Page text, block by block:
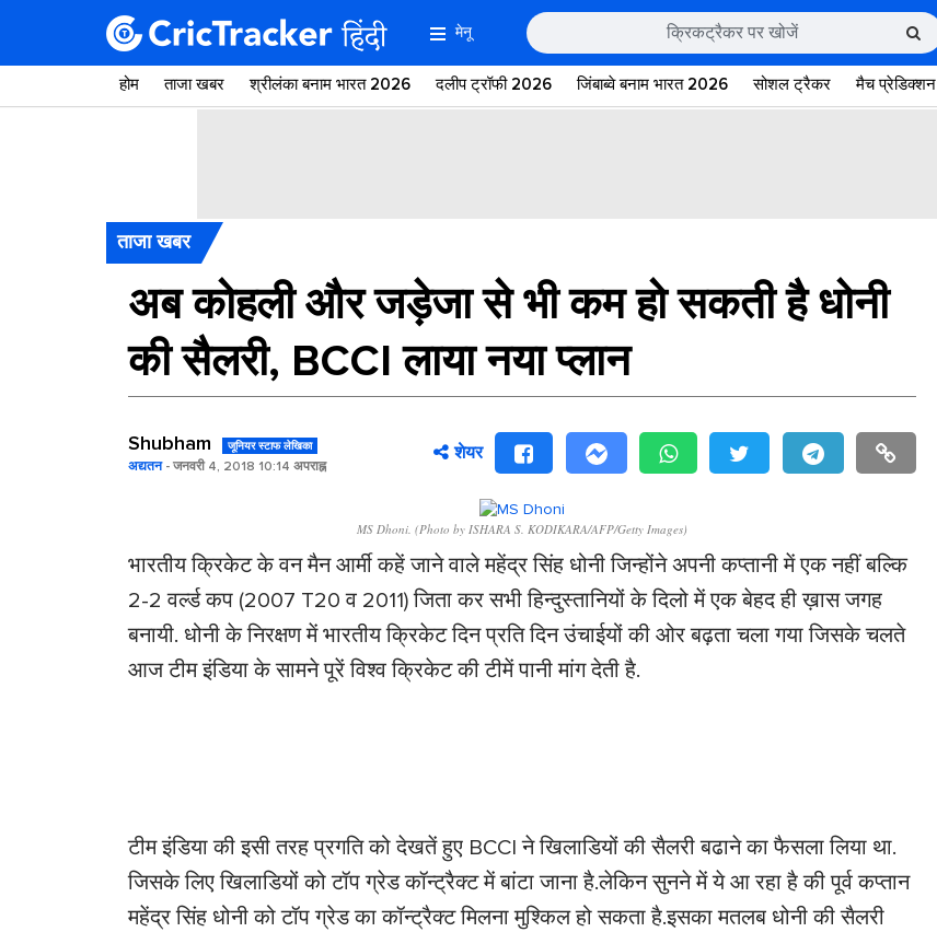
मेनू
होम ताजा खबर श्रीलंका बनाम भारत 2026 दलीप ट्रॉफी 2026 जिंबाब्वे बनाम भारत 2026 सोशल ट्रैकर मैच प्रेडिक्शन
ताजा खबर
अब कोहली और जड़ेजा से भी कम हो सकती है धोनी
की सैलरी, BCCI लाया नया प्लान
Shubham जूनियर स्टाफ लेखिका
अद्यतन- जनवरी 4, 2018 10:14 अपराह्न
शेयर
MS Dhoni. (Photo by ISHARA S. KODIKARA/AFP/Getty Images)
भारतीय क्रिकेट के वन मैन आर्मी कहें जाने वाले महेंद्र सिंह धोनी जिन्होंने अपनी कप्तानी में एक नहीं बल्कि
2-2 वर्ल्ड कप (2007 T20 व 2011) जिता कर सभी हिन्दुस्तानियों के दिलो में एक बेहद ही ख़ास जगह
बनायी. धोनी के निरक्षण में भारतीय क्रिकेट दिन प्रति दिन उंचाईयों की ओर बढ़ता चला गया जिसके चलते
आज टीम इंडिया के सामने पूरें विश्व क्रिकेट की टीमें पानी मांग देती है.
टीम इंडिया की इसी तरह प्रगति को देखतें हुए BCCI ने खिलाडियों की सैलरी बढाने का फैसला लिया था.
जिसके लिए खिलाडियों को टॉप ग्रेड कॉन्ट्रैक्ट में बांटा जाना है.लेकिन सुनने में ये आ रहा है की पूर्व कप्तान
महेंद्र सिंह धोनी को टॉप ग्रेड का कॉन्ट्रैक्ट मिलना मुश्किल हो सकता है.इसका मतलब धोनी की सैलरी